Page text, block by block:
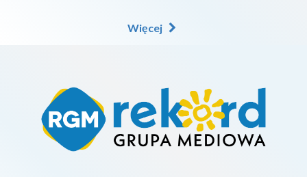
Więcej